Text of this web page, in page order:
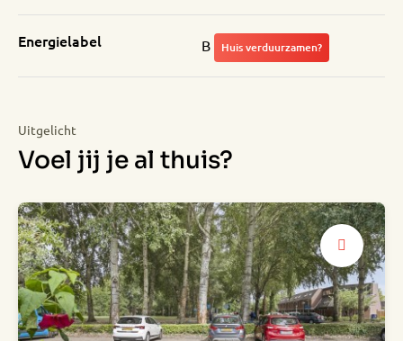
Energielabel B Huis verduurzamen?
Uitgelicht
Voel jij je al thuis?